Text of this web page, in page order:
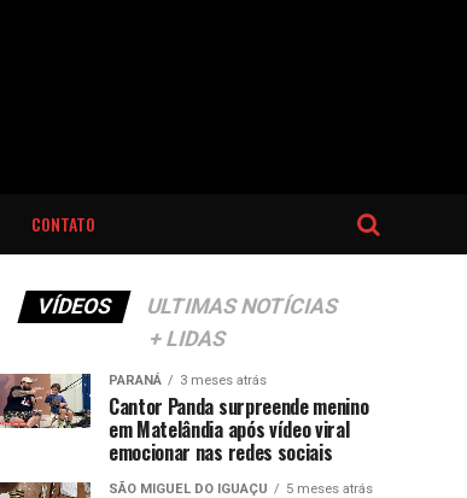
CONTATO
VÍDEOS
ULTIMAS NOTÍCIAS
+ LIDAS
PARANÁ 3 meses atrás
Cantor Panda surpreende menino
em Matelândia após vídeo viral
emocionar nas redes sociais
SÃO MIGUEL DO IGUAÇU 5 meses atrás